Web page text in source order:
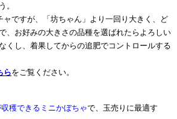
。
ャですが、「坊ちゃん」より一回り大きく、ど
、お好みの大きさの品種を選ばれたらよろしい
くし、着果してからの追肥でコントロールする
らをご覧ください。
穫できるミニかぼちゃで、玉売りに最適す